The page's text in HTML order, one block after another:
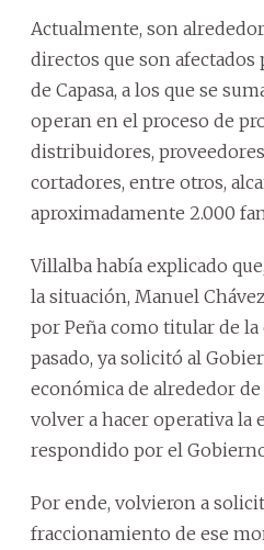
Actualmente, son
directos que son
de Capasa, a los que se
operan en el proceso de
distribuidores,
cortadores, entre otros,
aproximadamente 2.000
Villalba había explicado
la situación, Manuel
por Peña como titular de
pasado, ya solicitó al
económica de alrededor
volver a hacer operativa la
respondido por el
Por ende, volvieron a
fraccionamiento de ese